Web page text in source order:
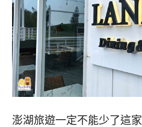
澎湖旅遊一定不能少了這家